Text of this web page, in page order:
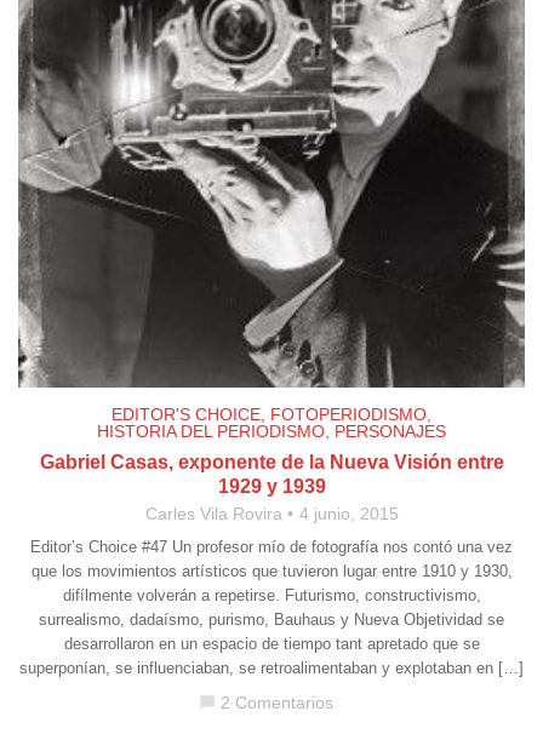
EDITOR'S CHOICE FOTOPERIODISMO
HISTORIA DEL PERIODISMO PERSONAJES
Gabriel Casas, exponente de la Nueva Visión entre
1929 y 1939
Carles Vila Rovira 4 junio, 2015
Editor’s Choice #47 Un profesor mío de fotografía nos contó una vez
que los movimientos artísticos que tuvieron lugar entre 1910 y 1930,
difílmente volverán a repetirse. Futurismo, constructivismo,
surrealismo, dadaísmo, purismo, Bauhaus y Nueva Objetividad se
desarrollaron en un espacio de tiempo tant apretado que se
superponían, se influenciaban, se retroalimentaban y explotaban en […]
2 Comentarios